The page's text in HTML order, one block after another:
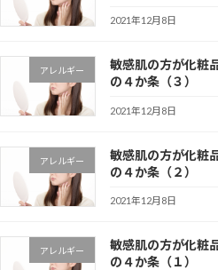
2021年12月8日
アレルギー
敏感肌の方が化粧
の４か条（３）
2021年12月8日
アレルギー
敏感肌の方が化粧
の４か条（２）
2021年12月8日
アレルギー
敏感肌の方が化粧
の４か条（１）